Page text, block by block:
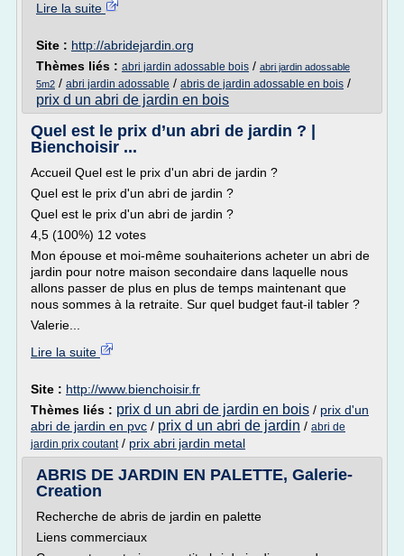
Lire la suite
Site : http://abridejardin.org
Thèmes liés : abri jardin adossable bois / abri jardin adossable
5m2 / abri jardin adossable / abris de jardin adossable en bois /
prix d un abri de jardin en bois
Quel est le prix d’un abri de jardin ? |
Bienchoisir ...
Accueil Quel est le prix d'un abri de jardin ?
Quel est le prix d'un abri de jardin ?
Quel est le prix d'un abri de jardin ?
4,5 (100%) 12 votes
Mon épouse et moi-même souhaiterions acheter un abri de
jardin pour notre maison secondaire dans laquelle nous
allons passer de plus en plus de temps maintenant que
nous sommes à la retraite. Sur quel budget faut-il tabler ?
Valerie...
Lire la suite
Site : http://www.bienchoisir.fr
Thèmes liés : prix d un abri de jardin en bois / prix d'un
abri de jardin en pvc / prix d un abri de jardin / abri de
jardin prix coutant/ prix abri jardin metal
ABRIS DE JARDIN EN PALETTE, Galerie-
Creation
Recherche de abris de jardin en palette
Liens commerciaux